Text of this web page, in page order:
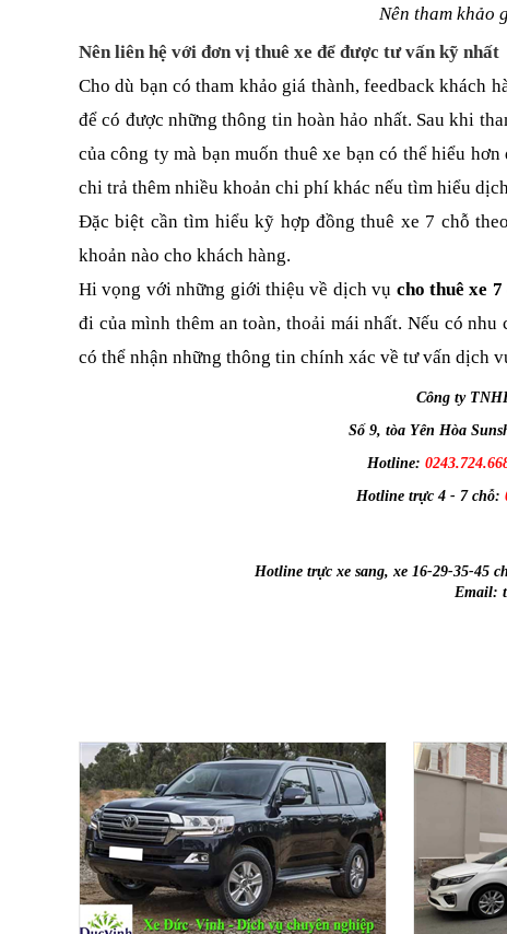
Nên tham khảo
Nên liên hệ với đơn vị thuê xe để được tư vấn kỹ nhất
Cho dù bạn có tham khảo giá thành, feedback khách
để có được những thông tin hoàn hảo nhất. Sau khi
của công ty mà bạn muốn thuê xe bạn có thể hiểu
chi trả thêm nhiều khoản chi phí khác nếu tìm hiểu
Đặc biệt cần tìm hiểu kỹ hợp đồng thuê xe 7 chỗ
khoản nào cho khách hàng.
Hi vọng với những giới thiệu về dịch vụ cho thuê xe
đi của mình thêm an toàn, thoải mái nhất. Nếu có
có thể nhận những thông tin chính xác về tư vấn dịch
Công ty
Số 9, tòa Yên Hòa
Hotline:
Hotline trực 4 - 7 chỗ:
Hotline trực xe sang, xe 16-29-35-45
Email: